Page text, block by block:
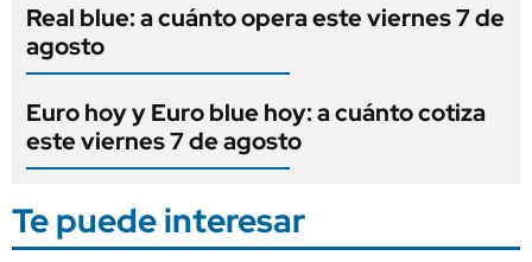
Real blue: a cuánto opera este viernes 7 de
agosto
Euro hoy y Euro blue hoy: a cuánto cotiza
este viernes 7 de agosto
Te puede interesar